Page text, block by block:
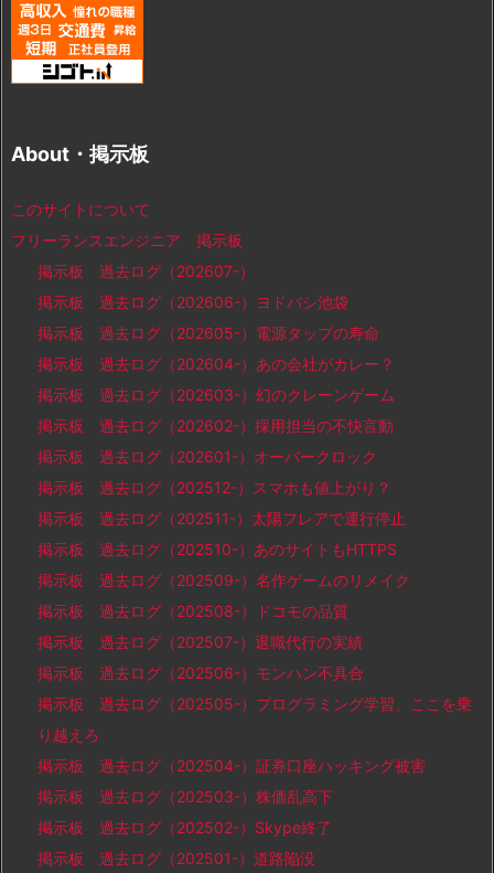
About・掲示板
このサイトについて
フリーランスエンジニア 掲示板
掲示板 過去ログ（202607-）
掲示板 過去ログ（202606-）ヨドバシ池袋
掲示板 過去ログ（202605-）電源タップの寿命
掲示板 過去ログ（202604-）あの会社がカレー？
掲示板 過去ログ（202603-）幻のクレーンゲーム
掲示板 過去ログ（202602-）採用担当の不快言動
掲示板 過去ログ（202601-）オーバークロック
掲示板 過去ログ（202512-）スマホも値上がり？
掲示板 過去ログ（202511-）太陽フレアで運行停止
掲示板 過去ログ（202510-）あのサイトもHTTPS
掲示板 過去ログ（202509-）名作ゲームのリメイク
掲示板 過去ログ（202508-）ドコモの品質
掲示板 過去ログ（202507-）退職代行の実績
掲示板 過去ログ（202506-）モンハン不具合
掲示板 過去ログ（202505-）プログラミング学習、ここを乗
り越えろ
掲示板 過去ログ（202504-）証券口座ハッキング被害
掲示板 過去ログ（202503-）株価乱高下
掲示板 過去ログ（202502-）Skype終了
掲示板 過去ログ（202501-）道路陥没